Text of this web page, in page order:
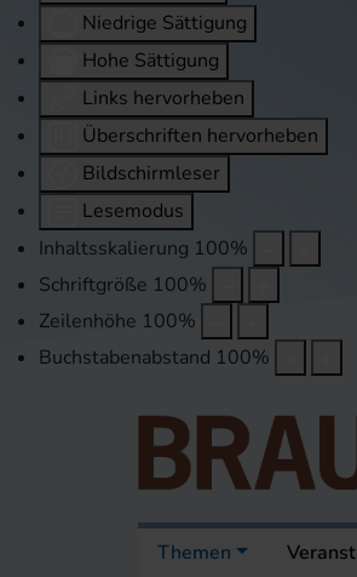
Niedrige Sättigung
Hohe Sättigung
Links hervorheben
Überschriften hervorheben
Bildschirmleser
Lesemodus
Inhaltsskalierung 100%
Schriftgröße 100%
Zeilenhöhe 100%
Buchstabenabstand 100%
Themen